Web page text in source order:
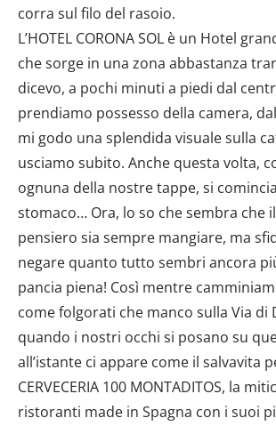
corra sul filo del rasoio.
L’HOTEL CORONA SOL è un Hotel
che sorge in una zona abbastanza
dicevo, a pochi minuti a piedi dal
prendiamo possesso della camera,
mi godo una splendida visuale sulla
usciamo subito. Anche questa volta,
ognuna della nostre tappe, si
stomaco… Ora, lo so che sembra che
pensiero sia sempre mangiare, ma
negare quanto tutto sembri ancora
pancia piena! Così mentre
come folgorati che manco sulla Via di
quando i nostri occhi si posano su
all’istante ci appare come il salvavita
CERVECERIA 100 MONTADITOS, la
ristoranti made in Spagna con i suoi